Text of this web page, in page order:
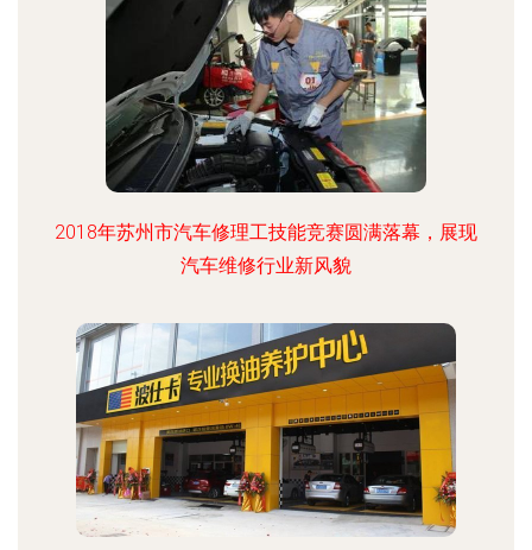
2018年苏州市汽车修理工技能竞赛圆满落幕，展现
汽车维修行业新风貌